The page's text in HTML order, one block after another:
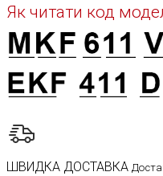
Як читати код
ШВИДКА ДОСТАВКА